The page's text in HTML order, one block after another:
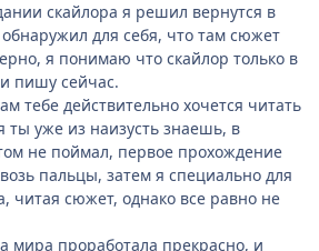
скайлора я решил вернутся в
обнаружил для себя, что там сюжет
я понимаю что скайлор только в
пишу сейчас.
тебе действительно хочется читать
ты уже из наизусть знаешь, в
не поймал, первое прохождение
пальцы, затем я специально для
читая сюжет, однако все равно не
мира проработала прекрасно, и